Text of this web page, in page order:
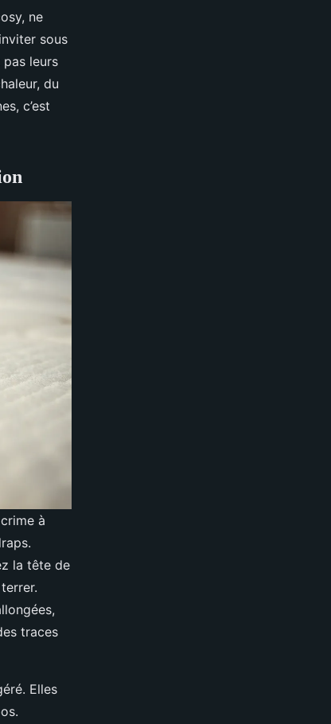
ne
sous
leurs
du
c’est
à
la tête de
traces
Elles